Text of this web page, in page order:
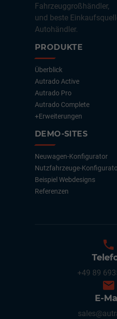
Fahrzeuggroßhändler,
und beste
Autohändler.
PRODUKTE
Überblick
Autrado Active
Autrado Pro
Autrado Complete
+Erweiterungen
DEMO-SITES
Neuwagen-Konfigurator
Nutzfahrzeuge-
Beispiel Webdesigns
Referenzen
+49 89
E-